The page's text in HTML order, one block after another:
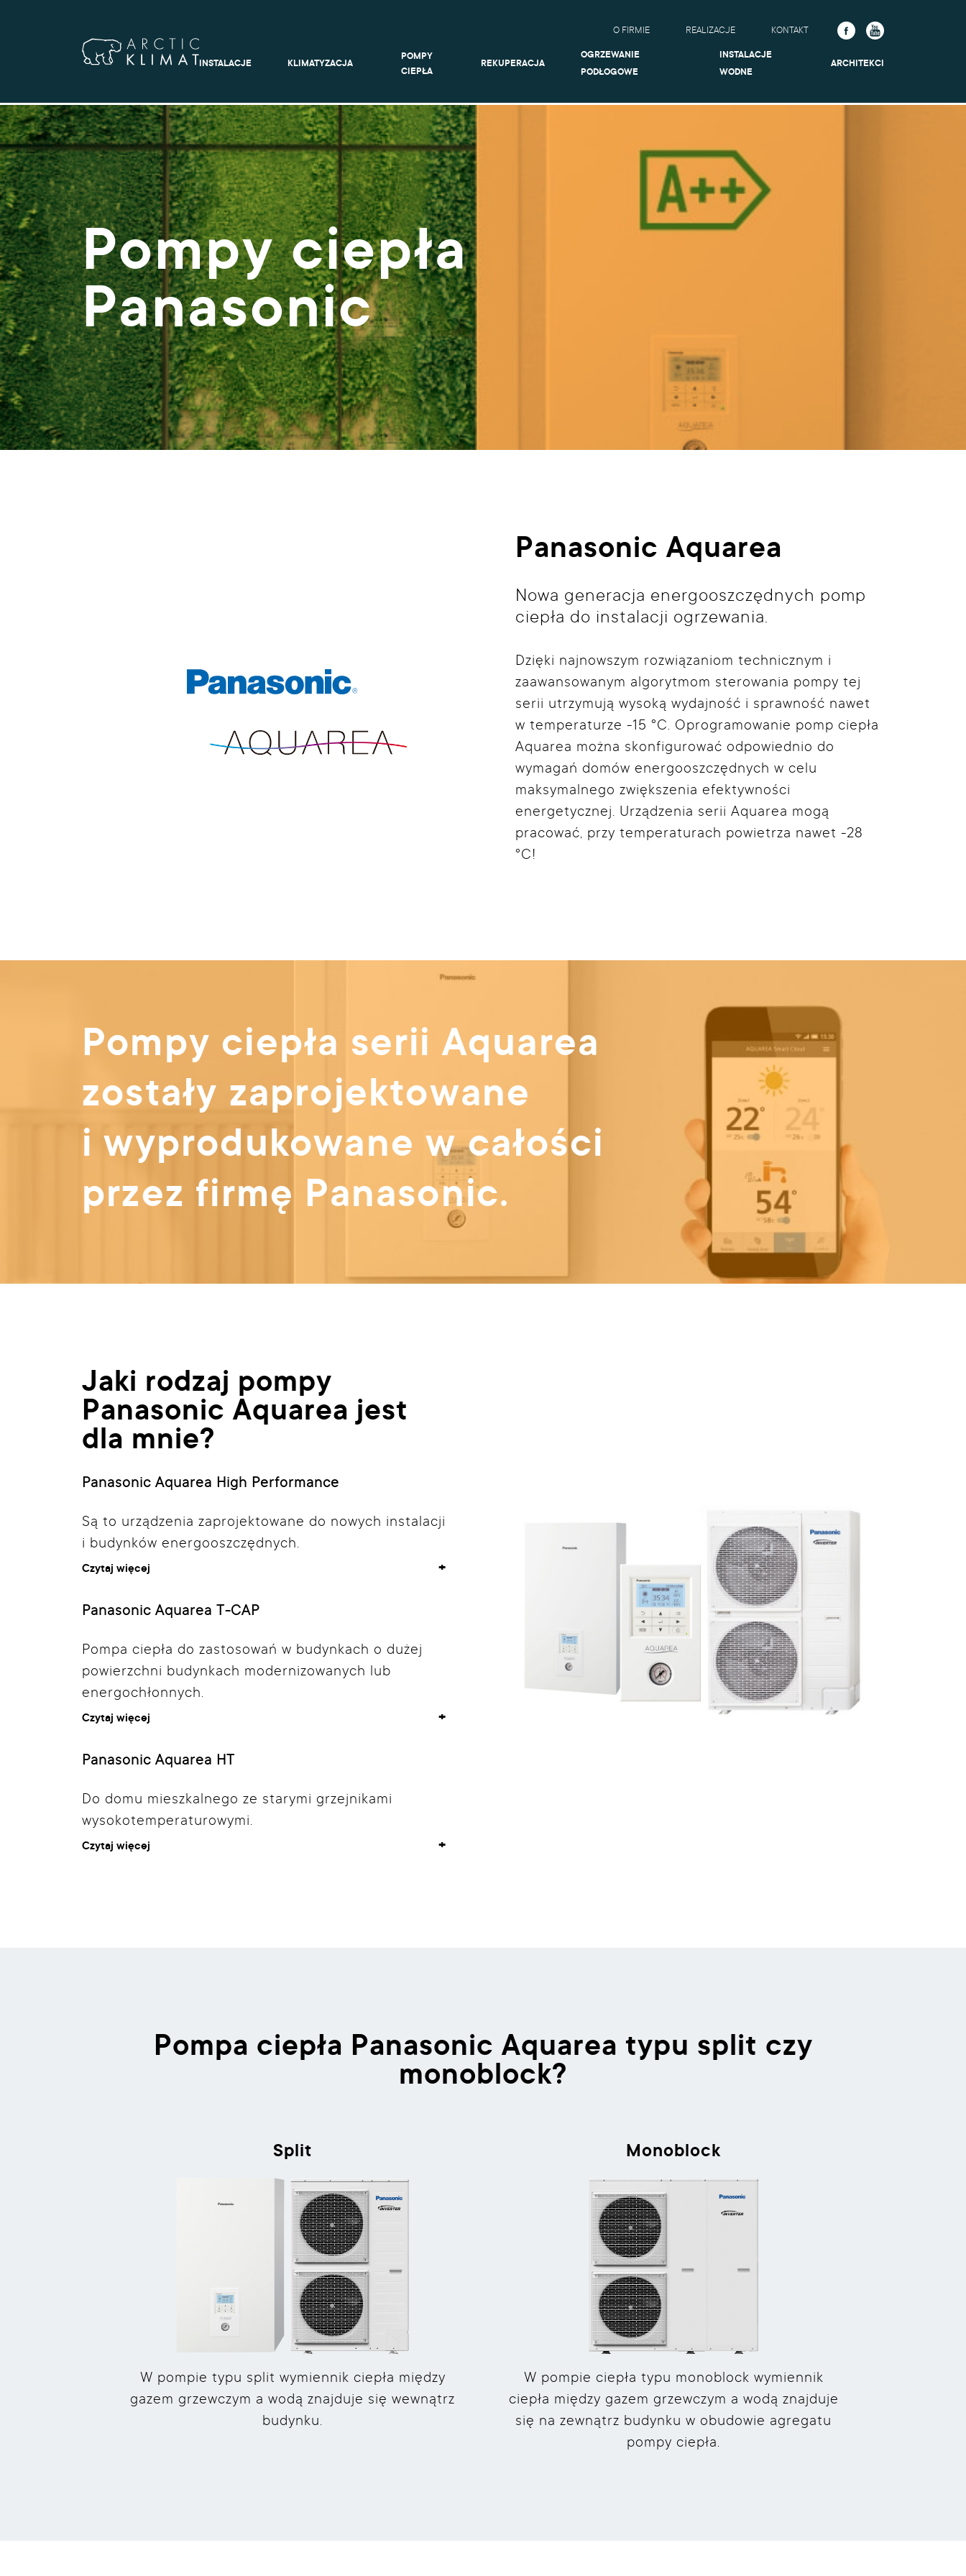
O FIRMIE REALIZACJE KONTAKT
INSTALACJE KLIMATYZACJA
POMPY
CIEPŁA
REKUPERACJA
OGRZEWANIE
PODŁOGOWE
INSTALACJE
WODNE
ARCHITEKCI
Pompy ciepła
Panasonic
Panasonic Aquarea
Nowa generacja energooszczędnych pomp
ciepła do instalacji ogrzewania.
Dzięki najnowszym rozwiązaniom technicznym i
zaawansowanym algorytmom sterowania pompy tej
serii utrzymują wysoką wydajność i sprawność nawet
w temperaturze -15 °C. Oprogramowanie pomp ciepła
Aquarea można skonfigurować odpowiednio do
wymagań domów energooszczędnych w celu
maksymalnego zwiększenia efektywności
energetycznej. Urządzenia serii Aquarea mogą
pracować, przy temperaturach powietrza nawet -28
°C!
Pompy ciepła serii Aquarea
zostały zaprojektowane
i wyprodukowane w całości
przez firmę Panasonic.
Jaki rodzaj pompy
Panasonic Aquarea jest
dla mnie?
Panasonic Aquarea High Performance
Są to urządzenia zaprojektowane do nowych instalacji
i budynków energooszczędnych.
Czytaj więcej
Panasonic Aquarea T-CAP
Pompa ciepła do zastosowań w budynkach o dużej
powierzchni budynkach modernizowanych lub
energochłonnych.
Czytaj więcej
Panasonic Aquarea HT
Do domu mieszkalnego ze starymi grzejnikami
wysokotemperaturowymi.
Czytaj więcej
Pompa ciepła Panasonic Aquarea typu split czy
monoblock?
Split
W pompie typu split wymiennik ciepła między
gazem grzewczym a wodą znajduje się wewnątrz
budynku.
Monoblock
W pompie ciepła typu monoblock wymiennik
ciepła między gazem grzewczym a wodą znajduje
się na zewnątrz budynku w obudowie agregatu
pompy ciepła.